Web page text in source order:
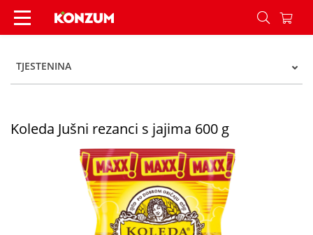
Koleda Jušni rezanci s jajima 600 g - Konzum
TJESTENINA
Koleda Jušni rezanci s jajima 600 g